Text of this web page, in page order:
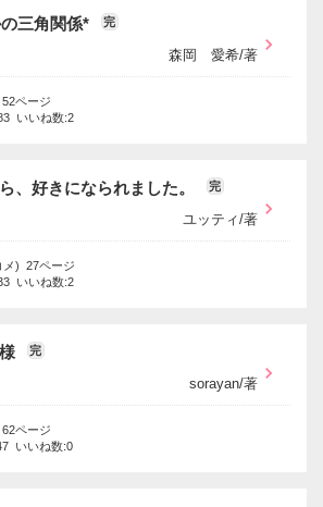
三角関係* 完
森岡 愛希/著
ページ
いいね数:2
、好きになられました。 完
ユッティ/著
メ) 27ページ
いいね数:2
完
sorayan/著
ページ
いいね数:0